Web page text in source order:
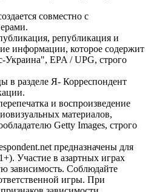
совместно с
републикация и
информации, которое содержит
Украина", EPA / UPG, строго
в разделе Я- Корреспондент
и воспроизведение
материалов,
Getty Images, строго
предназначены для
Участие в азартных играх
зависимость. Соблюдайте
игры. При